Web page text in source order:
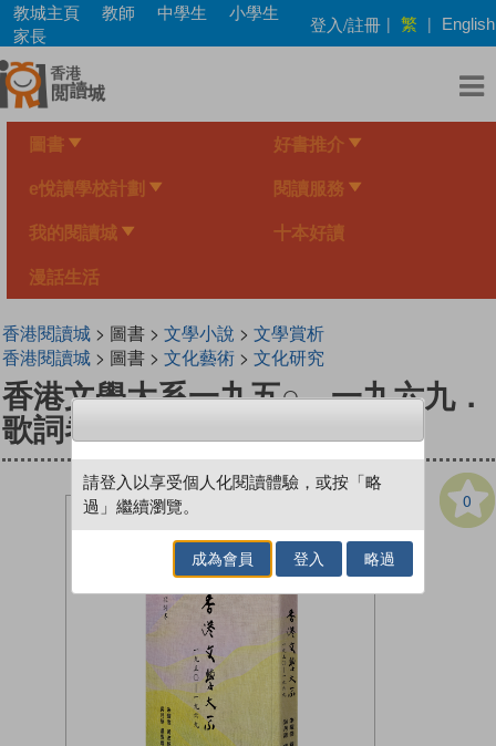
Skip
main
content
教城主頁 教師 中學生
小學生
家長
登入/註冊 | 繁 | English
圖書 好書推介
e悅讀學校計劃 閱讀服務
我的閱讀城 十本好讀
漫話生活
香港閱讀城> 圖書 > 文學小說 > 文學賞析
香港閱讀城> 圖書 > 文化藝術> 文化研究
香港文學大系一九五○—一九六九．
歌詞卷
0
請登入以享受個人化閱讀體驗，或按「略
過」繼續瀏覽。
成為會員 登入 略過